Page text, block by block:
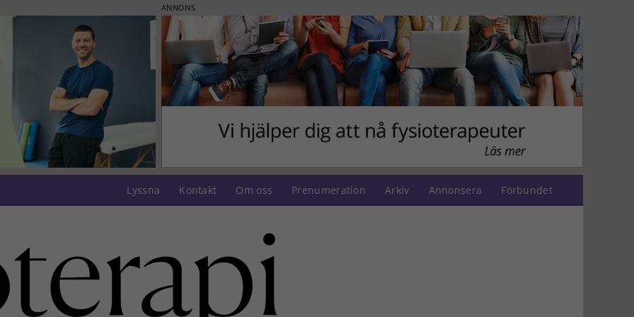
ANNONS
Lyssna Kontakt Om oss Prenumeration Arkiv Annonsera Förbundet